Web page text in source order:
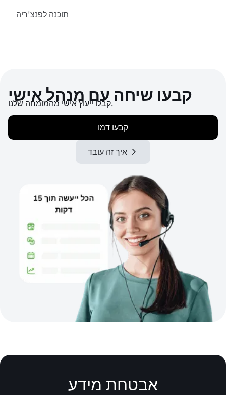
תוכנה לפנצ'ריה
קבעו שיחה עם מנהל אישי
קבלו ייעוץ אישי מהמומחה שלנו.
קבעו דמו
איך זה עובד
אבטחת מידע